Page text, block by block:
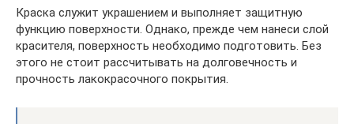
Краска служит украшением и выполняет защитную
функцию поверхности. Однако, прежде чем нанеси слой
красителя, поверхность необходимо подготовить. Без
этого не стоит рассчитывать на долговечность и
прочность лакокрасочного покрытия.